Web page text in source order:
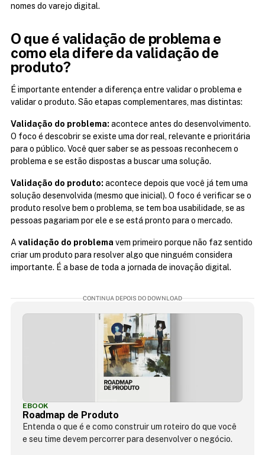
nomes do varejo digital.
O que é validação de problema e
como ela difere da validação de
produto?
É importante entender a diferença entre validar o problema e
validar o produto. São etapas complementares, mas distintas:
Validação do problema: acontece antes do desenvolvimento.
O foco é descobrir se existe uma dor real, relevante e prioritária
para o público. Você quer saber se as pessoas reconhecem o
problema e se estão dispostas a buscar uma solução.
Validação do produto: acontece depois que você já tem uma
solução desenvolvida (mesmo que inicial). O foco é verificar se o
produto resolve bem o problema, se tem boa usabilidade, se as
pessoas pagariam por ele e se está pronto para o mercado.
A validação do problema vem primeiro porque não faz sentido
criar um produto para resolver algo que ninguém considera
importante. É a base de toda a jornada de inovação digital.
CONTINUA DEPOIS DO DOWNLOAD
EBOOK
Roadmap de Produto
Entenda o que é e como construir um roteiro do que você
e seu time devem percorrer para desenvolver o negócio.